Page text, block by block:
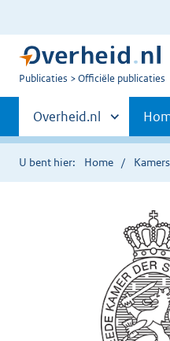
U
Publicaties Officiële publicaties
Primaire
navigatie
Andere
sites
binnen
Overheid.nl
U bent hier: Home